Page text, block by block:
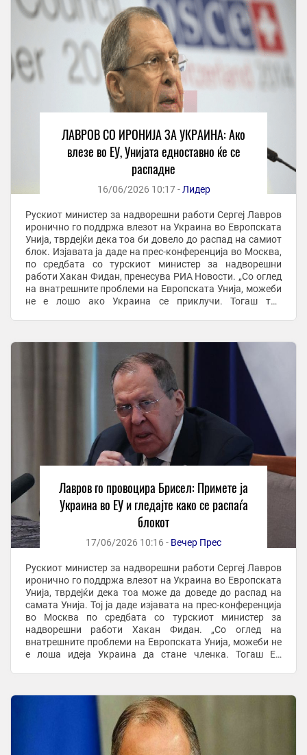
ЛАВРОВ СО ИРОНИЈА ЗА УКРАИНА: Ако
влезе во ЕУ, Унијата едноставно ќе се
распадне
16/06/2026 10:17 - Лидер
Рускиот министер за надворешни работи Сергеј Лавров
иронично го поддржа влезот на Украина во Европската
Унија, тврдејќи дека тоа би довело до распад на самиот
блок. Изјавата ја даде на прес-конференција во Москва,
по средбата со турскиот министер за надворешни
работи Хакан Фидан, пренесува РИА Новости. „Со оглед
на внатрешните проблеми на Европската Унија, можеби
не е лошо ако Украина се приклучи. Тогаш таа
Лавров го провоцира Брисел: Примете ја
Украина во ЕУ и гледајте како се распаѓа
блокот
17/06/2026 10:16 - Вечер Прес
Рускиот министер за надворешни работи Сергеј Лавров
иронично го поддржа влезот на Украина во Европската
Унија, тврдејќи дека тоа може да доведе до распад на
самата Унија. Тој ја даде изјавата на прес-конференција
во Москва по средбата со турскиот министер за
надворешни работи Хакан Фидан. „Со оглед на
внатрешните проблеми на Европската Унија, можеби не
е лоша идеја Украина да стане членка. Тогаш ЕУ